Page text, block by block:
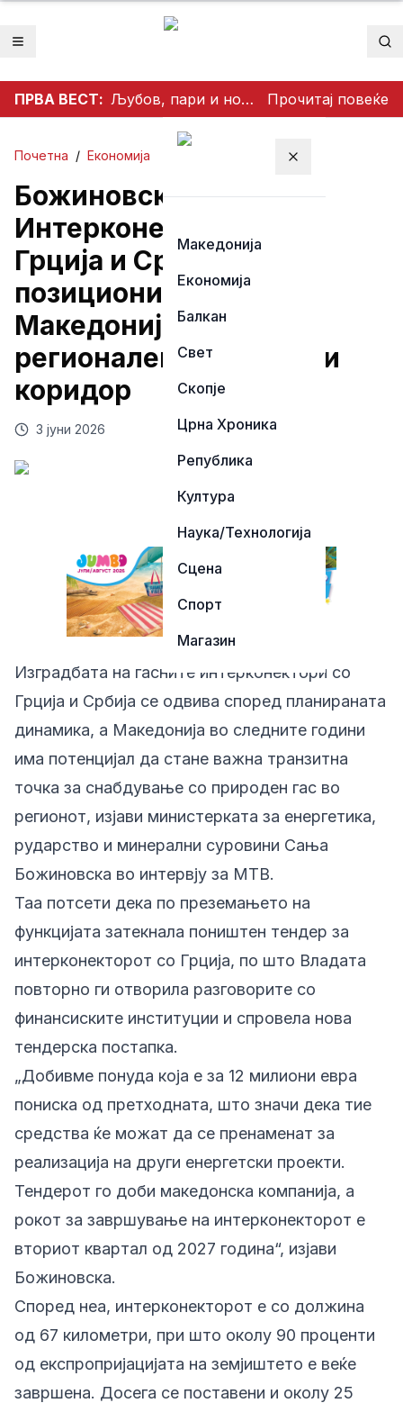
Отвори мени
ПРВА ВЕСТ: Љубов, пари и нови можности: Прочитајте го денешниот хороскоп Прочитај повеќе
Затвори мени
Македонија
Економија
Балкан
Свет
Скопје
Црна Хроника
Република
Култура
Наука/Технологија
Сцена
Спорт
Магазин
Почетна / Економија
Божиновска за МТВ :
Интерконекторите со
Грција и Србија ќе ја
позиционираат
Македонија како
регионален енергетски
коридор
3 јуни 2026
Изградбата на гасните интерконектори со
Грција и Србија се одвива според планираната
динамика, а Македонија во следните години
има потенцијал да стане важна транзитна
точка за снабдување со природен гас во
регионот, изјави министерката за енергетика,
рударство и минерални суровини Сања
Божиновска во интервју за МТВ.
Таа потсети дека по преземањето на
функцијата затекнала поништен тендер за
интерконекторот со Грција, по што Владата
повторно ги отворила разговорите со
финансиските институции и спровела нова
тендерска постапка.
„Добивме понуда која е за 12 милиони евра
пониска од претходната, што значи дека тие
средства ќе можат да се пренаменат за
реализација на други енергетски проекти.
Тендерот го доби македонска компанија, а
рокот за завршување на интерконекторот е
вториот квартал од 2027 година“, изјави
Божиновска.
Според неа, интерконекторот е со должина
од 67 километри, при што околу 90 проценти
од експропријацијата на земјиштето е веќе
завршена. Досега се поставени и околу 25